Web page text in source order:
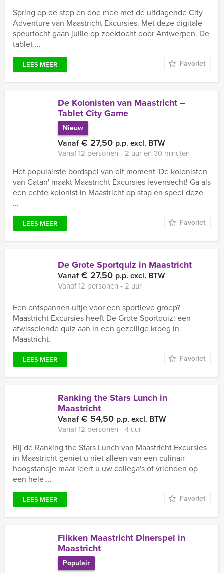
Spring op de step en doe mee met de uitdagende City
Adventure van Maastricht Excursies. Met deze digitale
speurtocht gaan jullie op zoektocht door Antwerpen. De
tablet ...
LEES MEER Favoriet
De Kolonisten van Maastricht –
Tablet City Game
Nieuw
Vanaf€ 27,50 p.p. excl. BTW
Vanaf 12 personen ‐ 2 uur en 30 minuten
Het populairste bordspel van dit moment 'De kolonisten
van Catan' maakt Maastricht Excursies levensecht! Ga als
een echte kolonist in Maastricht op stap en speel deze
...
LEES MEER Favoriet
De Grote Sportquiz in Maastricht
Vanaf€ 27,50 p.p. excl. BTW
Vanaf 12 personen ‐ 2 uur
Een ontspannen uitje voor een sportieve groep?
Maastricht Excursies heeft De Grote Sportquiz: een
afwisselende quiz aan in een gezellige kroeg in
Maastricht.
LEES MEER Favoriet
Ranking the Stars Lunch in
Maastricht
Vanaf€ 54,50 p.p. excl. BTW
Vanaf 12 personen ‐ 4 uur
Bij de Ranking the Stars Lunch van Maastricht Excursies
in Maastricht geniet u niet alleen van een culinair
hoogstandje maar leert u uw collega's of vrienden op
een hele ...
LEES MEER Favoriet
Flikken Maastricht Dinerspel in
Maastricht
Populair